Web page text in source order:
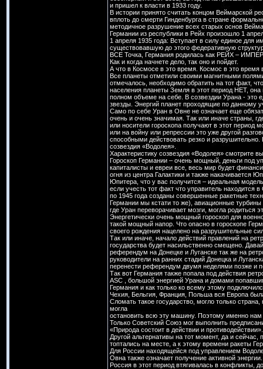
и пришел к власти в 1933 году.
В истории принято считать концом Веймарской
вплоть до смерти Гинденбурга в стране
методичное разрушение всех старых основ
Германии из республики в Рейх произошло 1
1 апреля 1935 года: Вступает в силу единое
существовавшую до этого федеративную
ВСЕ Точка, Германия родилась как РЕЙХ –
Как и когда начнете дело, так оно и пойдет.
А что в Космосе в это время. Космос в это время
Все планеты отметили своими магнитными
отмечалось, необходимо обратить на тот факт,
населения планеты Земля в этот период НЕТ,
полном объеме на себе. В созвездии Урана - это
звезды. Энергий планет проходящие по данному
Само по себе Уран в Овне не означает еще
очень и очень значимая. Так или иначе страны,
или носители гороскопа получают в этот период
или на войну или репрессии это уже другой
способными действовать резко и разрушительно.
созвездия «Водолея».
Характеристику созвездия «Водолея» смотрите
Гороскоп Германии – очень мощный, деньги под
капиталисты и евреи все, весь мир будет
огня из центра Галактики и также накачивается
Юпитера, что у вас получится – идеальная
если учесть тот факт что управитель находится
по 1945 года созданы совершенные ракетные
Германии мы кстати то же), авиационные
где Уран переворачивает мозги, могла родиться
Энергетически очень мощный гороскоп для
такой мощный напор. Что опасно в гороскопе
своего рождения нацелено на разрушительные
Так или иначе, начало действий правлений на
государства будет насильственно смещено.
референдум на Донецке и Луганске так же на
руководители на ранних стадий Донецка и
перенести референдум двумя неделями позже и
Так вот Германия также попала под действия
ASC , большой энергией Урана и домами
Германия и как только ко всему этому
Чехия, Бельгия, Франция, Польша вся Европа
Сломать такое государство, могло только
могла
остановить всю эту машину. Поэтому именно
Только Советский Союз мог выполнить
«Природа состоит в действии и противодействии».
Другой альтернативы на тот момент, да и
топтались на месте, а к этому времени ракеты
Для России находящейся под управлением
Овна также означает получение активной
Россия в этот период втягивалась в конфликты,